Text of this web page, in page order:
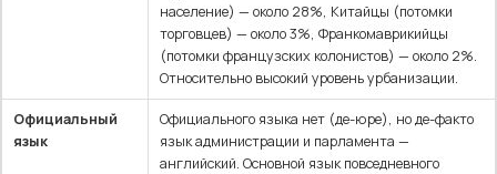
население) — около 28%, Китайцы (потомки
торговцев) — около 3%, Франкомаврикийцы
(потомки французских колонистов) — около 2%.
Относительно высокий уровень урбанизации.
Официальный
язык
Официального языка нет (де-юре), но де-факто
язык администрации и парламента —
английский. Основной язык повседневного